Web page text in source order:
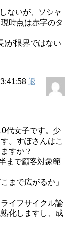
ないが、ソシャ
時点は赤字のタ
)が限界ではない
返
代女子です。少
。すぽさんはこ
すか？
まで顧客対象範
まで広がるか」
イフサイクル論
化しますし、成